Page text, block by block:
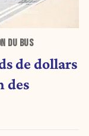
DU BUS
de dollars
des